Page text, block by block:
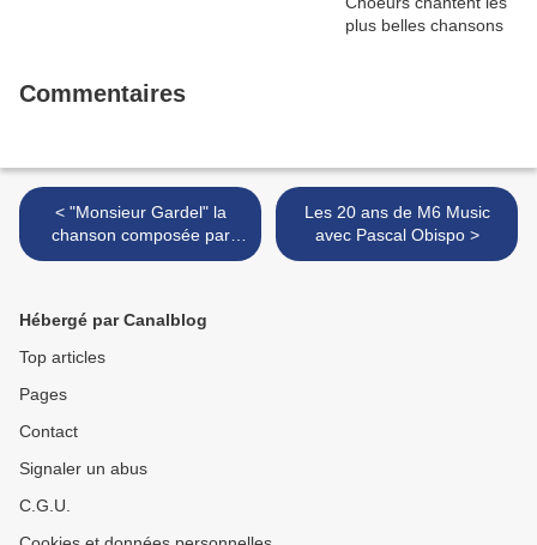
Commentaires
< "Monsieur Gardel" la
chanson composée par
Pascal Obispo sur le nouvel
Les 20 ans de M6 Music
avec Pascal Obispo >
Hébergé par Canalblog
Top articles
Pages
Contact
Signaler un abus
C.G.U.